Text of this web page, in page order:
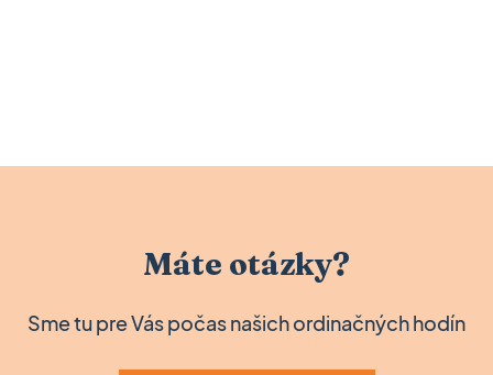
Máte otázky?
Sme tu pre Vás počas našich ordinačných hodín